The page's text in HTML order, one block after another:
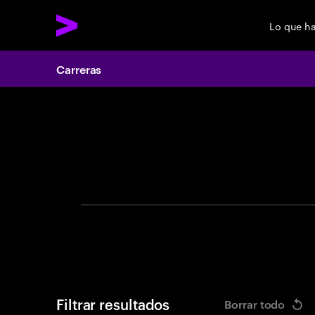
Lo que
Carreras
Filtrar resultados Borrar todo